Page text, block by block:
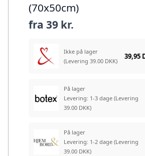
(70x50cm)
fra 39 kr.
Ikke på lager
(Levering 39.00 DKK)
39,95
På lager
Levering: 1-3 dage (Levering
39.00 DKK)
På lager
Levering: 1-2 dage (Levering
39.00 DKK)